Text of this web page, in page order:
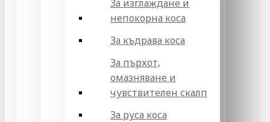
За изглаждане и
непокорна коса
За къдрава коса
За пърхот,
омазняване и
чувствителен скалп
За руса коса